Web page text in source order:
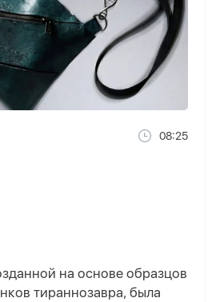
08:25
на основе образцов
тираннозавра, была